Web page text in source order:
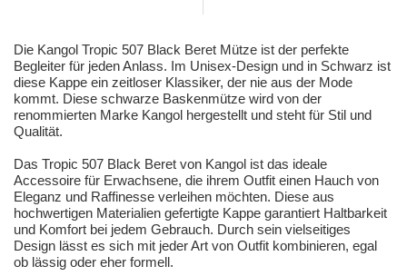
Die Kangol Tropic 507 Black Beret Mütze ist der perfekte
Begleiter für jeden Anlass. Im Unisex-Design und in Schwarz ist
diese Kappe ein zeitloser Klassiker, der nie aus der Mode
kommt. Diese schwarze Baskenmütze wird von der
renommierten Marke Kangol hergestellt und steht für Stil und
Qualität.
Das Tropic 507 Black Beret von Kangol ist das ideale
Accessoire für Erwachsene, die ihrem Outfit einen Hauch von
Eleganz und Raffinesse verleihen möchten. Diese aus
hochwertigen Materialien gefertigte Kappe garantiert Haltbarkeit
und Komfort bei jedem Gebrauch. Durch sein vielseitiges
Design lässt es sich mit jeder Art von Outfit kombinieren, egal
ob lässig oder eher formell.